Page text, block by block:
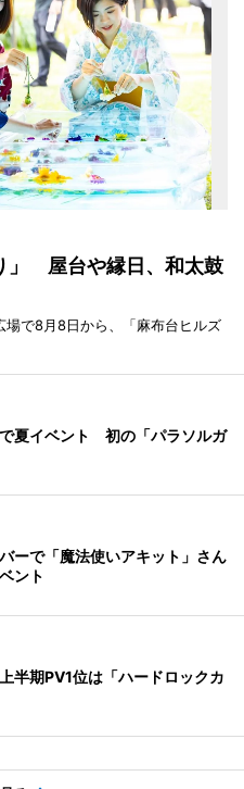
」 屋台や縁日、和太鼓
場で8月8日から、「麻布台ヒルズ
夏イベント 初の「パラソルガ
ーで「魔法使いアキット」さん
ント
半期PV1位は「ハードロックカ